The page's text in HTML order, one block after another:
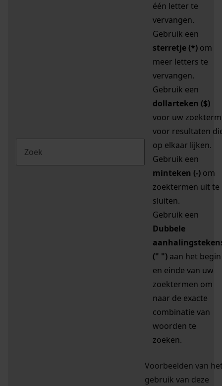
één letter te
vervangen.
Gebruik een
sterretje (*) om
meer letters te
vervangen.
Gebruik een
dollarteken ($)
voor uw zoekterm
voor resultaten
op elkaar lijken.
Gebruik een
minteken (-) om
zoektermen uit te
sluiten.
Gebruik een
Dubbele
(" ") aan het begin
en einde van uw
zoektermen om
naar de exacte
combinatie van
woorden te
zoeken.
Voorbeelden van
gebruik van deze